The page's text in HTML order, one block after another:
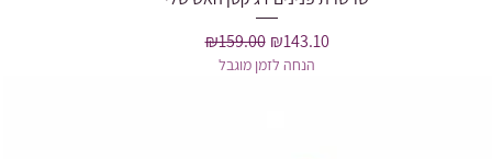
Regular Price
₪159.00 Sale Price
₪143.10
הנחה לזמן מוגבל